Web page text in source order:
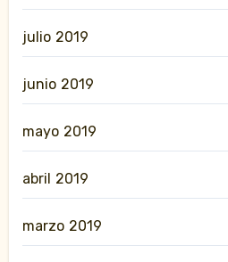
julio 2019
junio 2019
mayo 2019
abril 2019
marzo 2019